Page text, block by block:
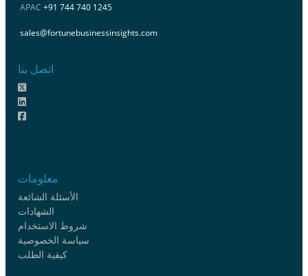
APAC +91 744 740 1245
sales@fortunebusinessinsights.com
اتصل بنا
معلومات
الأسئلة الشائعة
الشهادات
شروط الاستخدام
سياسة الخصوصية
كيفية الطلب